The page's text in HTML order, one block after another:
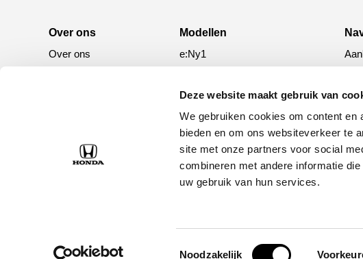
Deze website maakt gebruik van
We gebruiken cookies om content
bieden en om ons websiteverkeer te
site met onze partners voor social
combineren met andere informatie
uw gebruik van hun services.
Toestemmingsselectie
Noodzakelijk
Over ons
Over ons
Modellen
e:Ny1
CR-V e:HEV &
e:PHEV
HR-V e:HEV
Civic e:HEV
Jazz e:HEV
Civic Type R